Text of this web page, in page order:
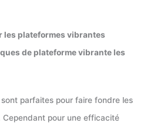
les plateformes vibrantes
de plateforme vibrante les
parfaites pour faire fondre les
Cependant pour une efficacité